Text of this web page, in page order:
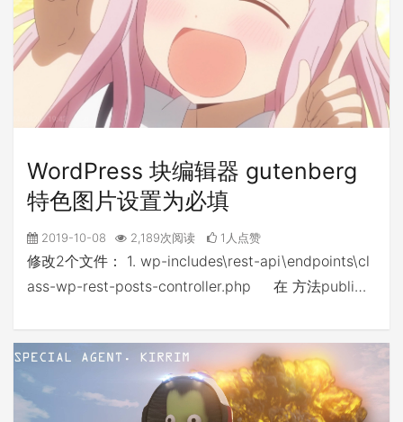
WordPress 块编辑器 gutenberg
特色图片设置为必填
2019-10-08 2,189次阅读 1人点赞
修改2个文件： 1. wp-includes\rest-api\endpoints\cl
ass-wp-rest-posts-controller.php 在 方法publi…